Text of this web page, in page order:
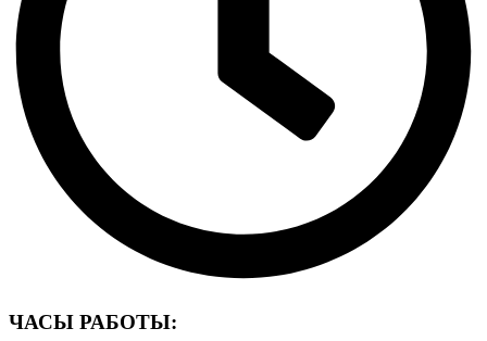
ЧАСЫ РАБОТЫ: